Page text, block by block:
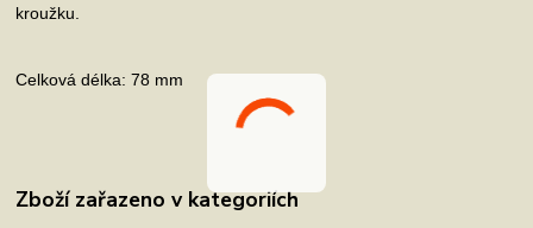
kroužku.
Celková délka: 78 mm
Zboží zařazeno v kategoriích